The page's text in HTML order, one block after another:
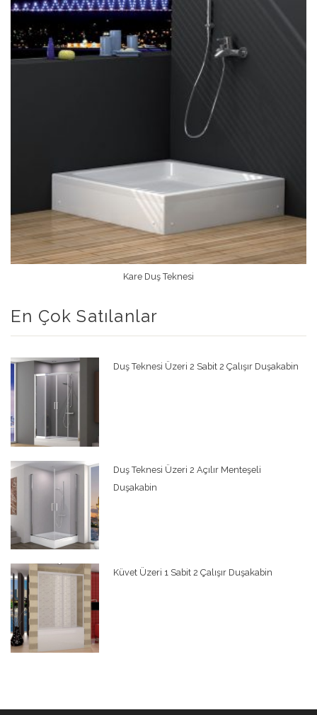
Kare Duş Teknesi
Devamını Oku
En Çok Satılanlar
Duş Teknesi Üzeri 2 Sabit 2 Çalışır Duşakabin
Duş Teknesi Üzeri 2 Açılır Menteşeli
Duşakabin
Küvet Üzeri 1 Sabit 2 Çalışır Duşakabin